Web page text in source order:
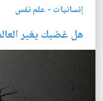
إنسانيات - علم نفس
هل غضبك يغير